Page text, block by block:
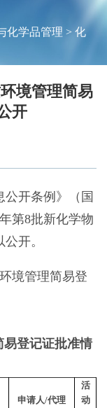
化学品管理 > 化
境管理简易
开
开条例》（国
第8批新化学物
开。
境管理简易登
易登记证批准情